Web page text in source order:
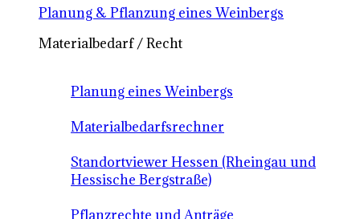
Planung & Pflanzung eines Weinbergs
Materialbedarf / Recht
Planung eines Weinbergs
Materialbedarfsrechner
Standortviewer Hessen (Rheingau und
Hessische Bergstraße)
Pflanzrechte und Anträge